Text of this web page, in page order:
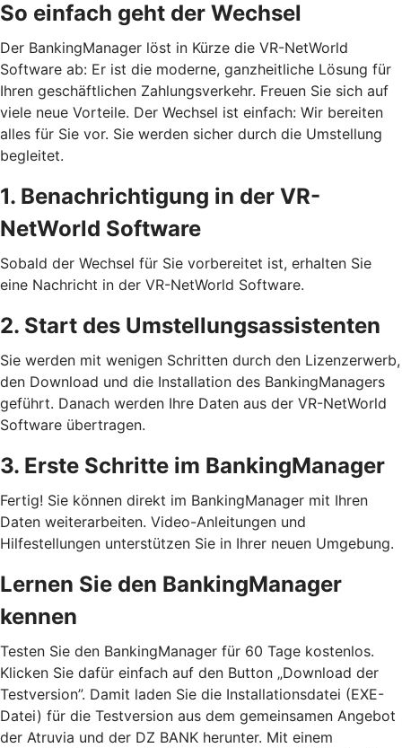
So einfach geht der Wechsel
Der BankingManager löst in Kürze die VR-NetWorld
Software ab: Er ist die moderne, ganzheitliche Lösung für
Ihren geschäftlichen Zahlungsverkehr. Freuen Sie sich auf
viele neue Vorteile. Der Wechsel ist einfach: Wir bereiten
alles für Sie vor. Sie werden sicher durch die Umstellung
begleitet.
1. Benachrichtigung in der VR-
NetWorld Software
Sobald der Wechsel für Sie vorbereitet ist, erhalten Sie
eine Nachricht in der VR-NetWorld Software.
2. Start des Umstellungsassistenten
Sie werden mit wenigen Schritten durch den Lizenzerwerb,
den Download und die Installation des BankingManagers
geführt. Danach werden Ihre Daten aus der VR-NetWorld
Software übertragen.
3. Erste Schritte im BankingManager
Fertig! Sie können direkt im BankingManager mit Ihren
Daten weiterarbeiten. Video-Anleitungen und
Hilfestellungen unterstützen Sie in Ihrer neuen Umgebung.
Lernen Sie den BankingManager
kennen
Testen Sie den BankingManager für 60 Tage kostenlos.
Klicken Sie dafür einfach auf den Button „Download der
Testversion”. Damit laden Sie die Installationsdatei (EXE-
Datei) für die Testversion aus dem gemeinsamen Angebot
der Atruvia und der DZ BANK herunter. Mit einem